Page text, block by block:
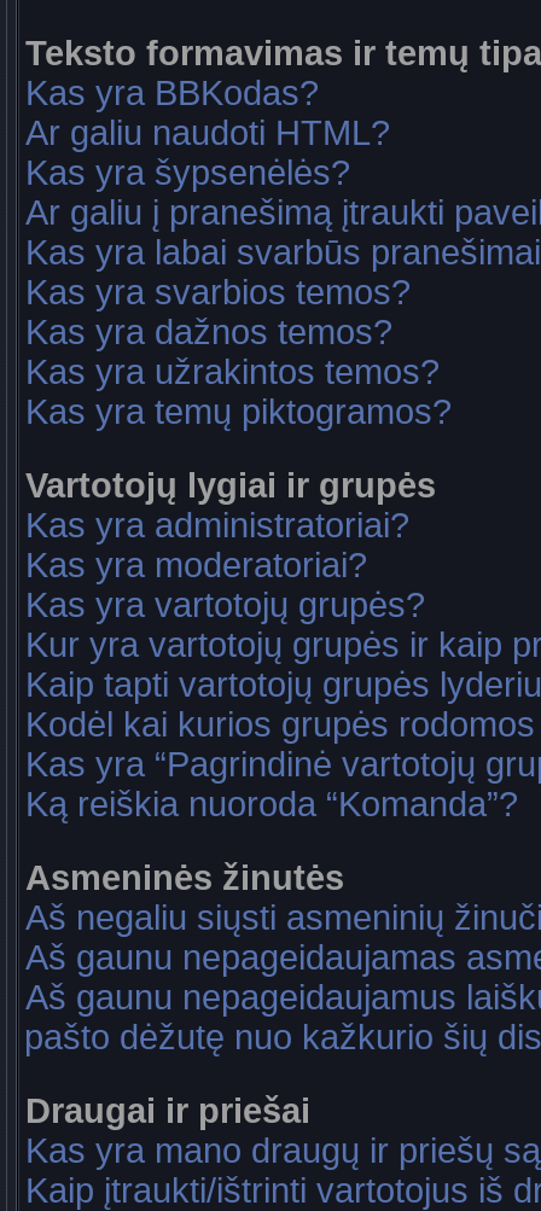
Teksto formavimas ir temų
Kas yra BBKodas?
Ar galiu naudoti HTML?
Kas yra šypsenėlės?
Ar galiu į pranešimą įtraukti
Kas yra labai svarbūs
Kas yra svarbios temos?
Kas yra dažnos temos?
Kas yra užrakintos temos?
Kas yra temų piktogramos?
Vartotojų lygiai ir grupės
Kas yra administratoriai?
Kas yra moderatoriai?
Kas yra vartotojų grupės?
Kur yra vartotojų grupės ir kaip
Kaip tapti vartotojų grupės
Kodėl kai kurios grupės
Kas yra “Pagrindinė vartotojų
Ką reiškia nuoroda “Komanda”?
Asmeninės žinutės
Aš negaliu siųsti asmeninių
Aš gaunu nepageidaujamas
Aš gaunu nepageidaujamus
pašto dėžutę nuo kažkurio šių
Draugai ir priešai
Kas yra mano draugų ir priešų
Kaip įtraukti/ištrinti vartotojus iš